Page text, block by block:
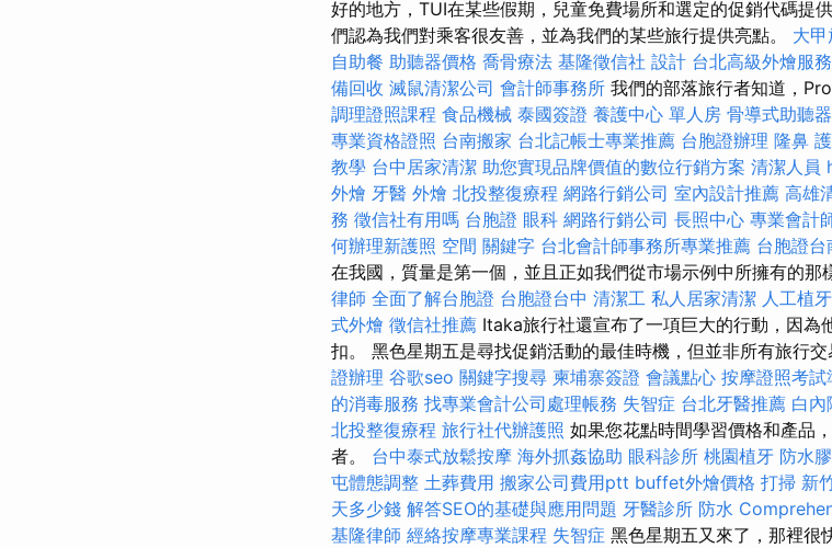
好的地方，TUI在某些假期，兒童免費場所和選定的促銷代碼提
們認為我們對乘客很友善，並為我們的某些旅行提供亮點。 大
自助餐 助聽器價格 喬骨療法 基隆徵信社 設計 台北高級外燴服
備回收 滅鼠清潔公司 會計師事務所 我們的部落旅行者知道，
調理證照課程 食品機械 泰國簽證 養護中心 單人房 骨導式助聽器
專業資格證照 台南搬家 台北記帳士專業推薦 台胞證辦理 隆鼻
教學 台中居家清潔 助您實現品牌價值的數位行銷方案 清潔人員
外燴 牙醫 外燴 北投整復療程 網路行銷公司 室內設計推薦 高雄
務 徵信社有用嗎 台胞證 眼科 網路行銷公司 長照中心 專業會計
何辦理新護照 空間 關鍵字 台北會計師事務所專業推薦 台胞證台
在我國，質量是第一個，並且正如我們從市場示例中所擁有的那
律師 全面了解台胞證 台胞證台中 清潔工 私人居家清潔 人工植牙
式外燴 徵信社推薦 Itaka旅行社還宣布了一項巨大的行動，因為
扣。 黑色星期五是尋找促銷活動的最佳時機，但並非所有旅行交
證辦理 谷歌seo 關鍵字搜尋 柬埔寨簽證 會議點心 按摩證照考試
的消毒服務 找專業會計公司處理帳務 失智症 台北牙醫推薦 白內
北投整復療程 旅行社代辦護照 如果您花點時間學習價格和產品
者。 台中泰式放鬆按摩 海外抓姦協助 眼科診所 桃園植牙 防水膠
屯體態調整 土葬費用 搬家公司費用ptt buffet外燴價格 打掃 新
天多少錢 解答SEO的基礎與應用問題 牙醫診所 防水
基隆律師 經絡按摩專業課程 失智症 黑色星期五又來了，那裡很